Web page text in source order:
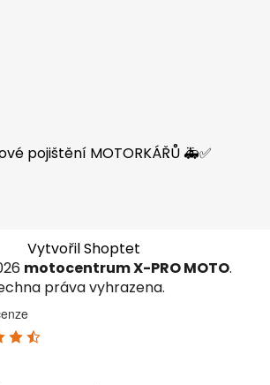
pojištění MOTORKÁŘŮ 🚑✅
Vytvořil Shoptet
motocentrum X-PRO MOTO.
práva vyhrazena.